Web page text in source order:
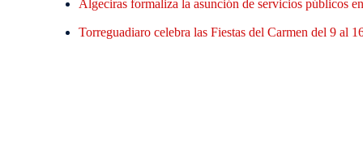
Algeciras formaliza la asunción de servicios públicos
Torreguadiaro celebra las Fiestas del Carmen del 9 al